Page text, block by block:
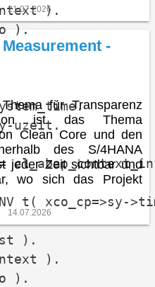
).
).
uzeit.
t( xco_cp=>sy-
).
).
).
21.07.2026
-
für Transparenz
ist das Thema
Clean Core und den
des S/4HANA
jeder Zeit sichtbar und
wo sich das Projekt
14.07.2026